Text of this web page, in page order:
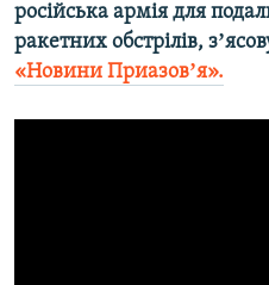
російська армія для
ракетних обстрілів,
«Новини Приазовʼя».